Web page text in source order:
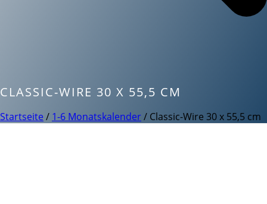
CLASSIC-WIRE 30 X 55,5 CM
Startseite / 1-6 Monatskalender/ Classic-Wire 30 x 55,5 cm